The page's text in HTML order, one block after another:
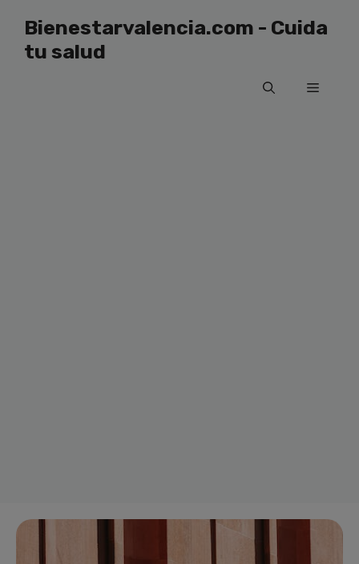
contenido
Bienestarvalencia.com - Cuida
tu salud
Menú